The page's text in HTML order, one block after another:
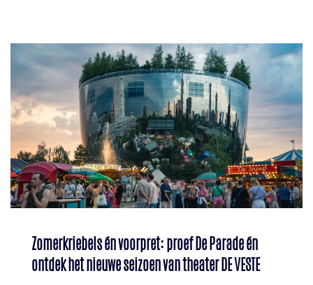
Zomerkriebels én voorpret: proef De Parade én
ontdek het nieuwe seizoen van theater DE VESTE